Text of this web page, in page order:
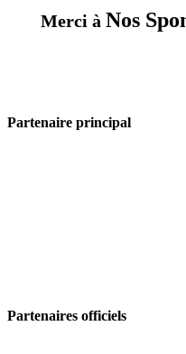
Merci à Nos
Partenaire principal
Partenaires officiels